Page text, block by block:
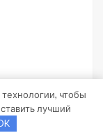
чтобы
лучший